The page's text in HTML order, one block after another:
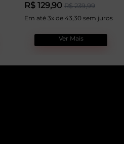
R$ 129,90 R$ 239,99
Em até 3x de 43,30 sem juros
Ver Mais